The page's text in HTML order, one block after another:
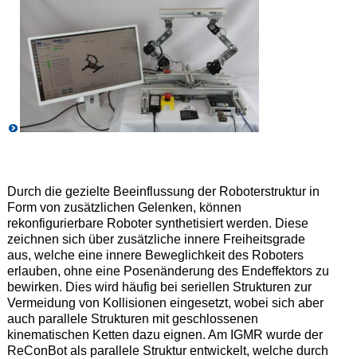
Durch die gezielte Beeinflussung der Roboterstruktur in
Form von zusätzlichen Gelenken, können
rekonfigurierbare Roboter synthetisiert werden. Diese
zeichnen sich über zusätzliche innere Freiheitsgrade
aus, welche eine innere Beweglichkeit des Roboters
erlauben, ohne eine Posenänderung des Endeffektors zu
bewirken. Dies wird häufig bei seriellen Strukturen zur
Vermeidung von Kollisionen eingesetzt, wobei sich aber
auch parallele Strukturen mit geschlossenen
kinematischen Ketten dazu eignen. Am IGMR wurde der
ReConBot als parallele Struktur entwickelt, welche durch